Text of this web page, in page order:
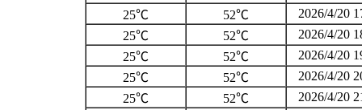
25℃
52℃
2026/4/20
25℃
52℃
2026/4/20
25℃
52℃
2026/4/20
25℃
52℃
2026/4/20
25℃
52℃
2026/4/20